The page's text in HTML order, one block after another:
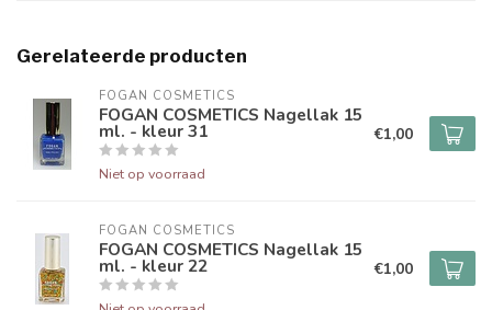
Gerelateerde producten
FOGAN COSMETICS
FOGAN COSMETICS Nagellak 15
ml. - kleur 31
Niet op voorraad
€1,00
FOGAN COSMETICS
FOGAN COSMETICS Nagellak 15
ml. - kleur 22 €1,00